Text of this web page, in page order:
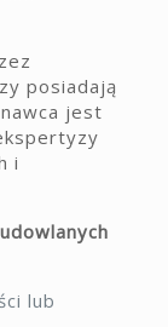
posiadają
jest
i
lub